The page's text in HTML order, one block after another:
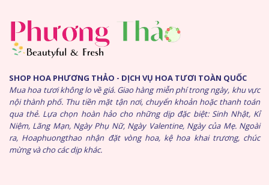
SHOP HOA PHƯƠNG THẢO - DỊCH VỤ HOA TƯƠI TOÀN QUỐC
Mua hoa tươi không lo về giá. Giao hàng miễn phí trong ngày, khu vực
nội thành phố. Thu tiền mặt tận nơi, chuyển khoản hoặc thanh toán
qua thẻ. Lựa chọn hoàn hảo cho những dịp đặc biệt: Sinh Nhật, Kỉ
Niệm, Lãng Mạn, Ngày Phụ Nữ, Ngày Valentine, Ngày của Mẹ. Ngoài
ra, Hoaphuongthao nhận đặt vòng hoa, kệ hoa khai trương, chúc
mừng và cho các dịp khác.